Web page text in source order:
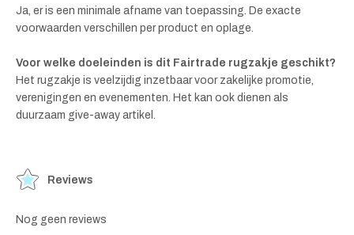
Ja, er is een minimale afname van toepassing. De exacte
voorwaarden verschillen per product en oplage.
Voor welke doeleinden is dit Fairtrade rugzakje geschikt?
Het rugzakje is veelzijdig inzetbaar voor zakelijke promotie,
verenigingen en evenementen. Het kan ook dienen als
duurzaam give-away artikel.
Reviews
Nog geen reviews